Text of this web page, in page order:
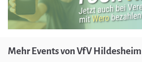
Mehr Events von VfV Hildesheim